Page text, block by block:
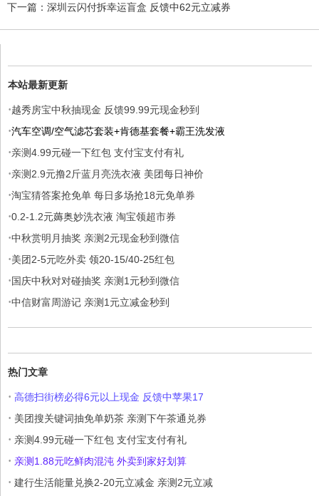
下一篇： 深圳云闪付拆幸运盲盒 反馈中62元立减券
本站最新更新
·越秀房宝中秋抽现金 反馈99.99元现金秒到
·汽车空调/空气滤芯套装+肯德基套餐+霸王洗发液
·亲测4.99元碰一下红包 支付宝支付有礼
·亲测2.9元撸2斤蓝月亮洗衣液 美团每日神价
·淘宝猜答案抢免单 每日多场抢18元免单券
·0.2-1.2元薅奥妙洗衣液 淘宝领超市券
·中秋赏明月抽奖 亲测2元现金秒到微信
·美团2-5元吃外卖 领20-15/40-25红包
·国庆中秋对对碰抽奖 亲测1元秒到微信
·中信财富周游记 亲测1元立减金秒到
热门文章
· 高德扫街榜必得6元以上现金 反馈中苹果17
· 美团搜关键词抽免单奶茶 亲测下午茶通兑券
· 亲测4.99元碰一下红包 支付宝支付有礼
· 亲测1.88元吃鲜肉混沌 外卖到家好划算
· 建行生活能量兑换2-20元立减金 亲测2元立减